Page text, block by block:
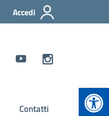
Accedi
Contatti